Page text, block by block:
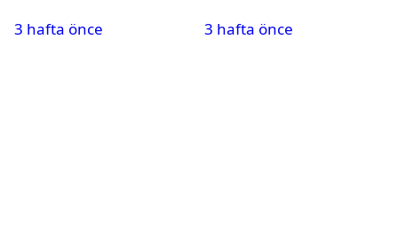
3 hafta önce
3 hafta önce